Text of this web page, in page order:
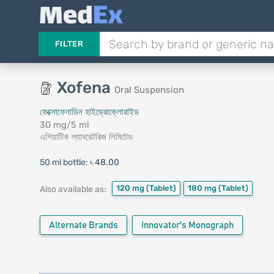
FILTER
Xofena Oral Suspension
ফেক্সোফেনাডিন হাইড্রোক্লোরাইড
30 mg/5 ml
এশিয়াটিক ল্যাবরেটরিজ লিমিটেড
50 ml bottle: ৳ 48.00
Also available as: 120 mg (Tablet) 180 mg (Tablet)
Alternate Brands Innovator's Monograph